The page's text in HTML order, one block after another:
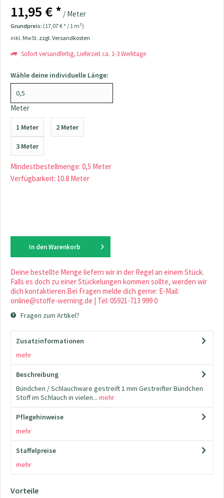
11,95 € * / Meter
Grundpreis: (17,07 € * / 1 m²)
inkl. MwSt. zzgl. Versandkosten
Sofort versandfertig, Lieferzeit ca. 1-3 Werktage
Wähle deine individuelle Länge:
Meter
1 Meter 2 Meter
3 Meter
Mindestbestellmenge: 0,5 Meter
Verfügbarkeit: 10.8 Meter
In den Warenkorb
Deine bestellte Menge liefern wir in der Regel an einem Stück.
Falls es doch zu einer Stückelungen kommen sollte, werden wir
dich kontaktieren.Bei Fragen melde dich gerne: E-Mail:
online@stoffe-werning.de | Tel: 05921-713 999 0
Fragen zum Artikel?
Zusatzinformationen
mehr
Beschreibung
Bündchen / Schlauchware gestreift 1 mm Gestreifter Bündchen
Stoff im Schlauch in vielen... mehr
Pflegehinweise
mehr
Staffelpreise
mehr
Vorteile